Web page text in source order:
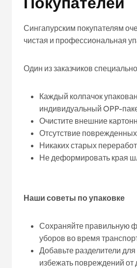
Сингапурским покупателям
чистая и профессиональная
Один из заказчиков
Каждый колпачок
индивидуальный OPP-
Очистите внешние
Отсутствие
Никаких старых
Не деформировать края
Наши советы по упаковке
Сохраняйте правильную
уборов во время
Добавьте разделители
избежать повреждений от